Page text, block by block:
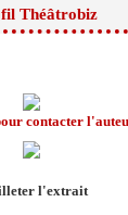
Théâtrobiz
contacter
l'extrait